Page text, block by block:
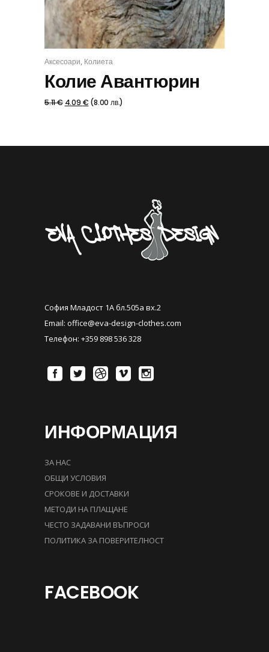
КУПИ
Аксесоари, Колиета
Колие Авантюрин
5.11€ 4.09 € (8.00лв.)
София Младост 1А бл.505а вх.2
Email: office@eva-design-clothes.com
Телефон: +359 898 536 328
ИНФОРМАЦИЯ
ЗА НАС
ОБЩИ УСЛОВИЯ
СРОКОВЕ И ДОСТАВКИ
МЕТОДИ НА ПЛАЩАНЕ
ЧЕСТО ЗАДАВАНИ ВЪПРОСИ
ПОЛИТИКА ЗА ПОВЕРИТЕЛНОСТ
FACEBOOK